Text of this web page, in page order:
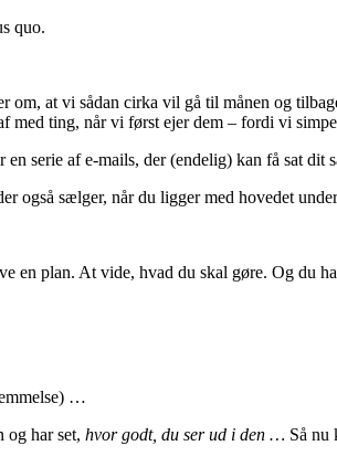
quo.
om, at vi sådan cirka vil gå til månen og
med ting, når vi først ejer dem – fordi vi
serie af e-mails, der (endelig) kan få sat dit
også sælger, når du ligger med hovedet
en plan. At vide, hvad du skal gøre. Og du
…
og har set, hvor godt, du ser ud i den … Så nu